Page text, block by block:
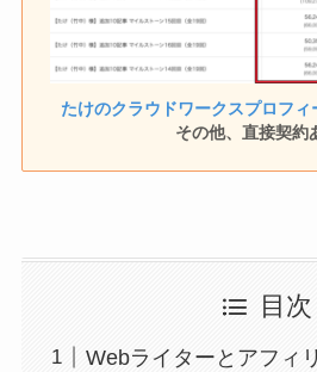
たけのクラウドワークスプロフィ
その他、直接契約
目次
Webライターとアフィ